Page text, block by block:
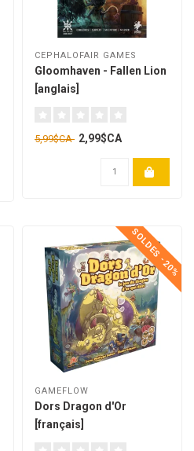
CEPHALOFAIR GAMES
Gloomhaven - Fallen Lion
[anglais]
5,99$CA 2,99$CA
SOLDES -20%
GAMEFLOW
Dors Dragon d'Or
[français]